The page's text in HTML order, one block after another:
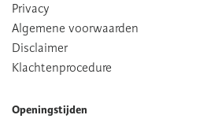
Privacy
Algemene voorwaarden
Disclaimer
Klachtenprocedure
Openingstijden